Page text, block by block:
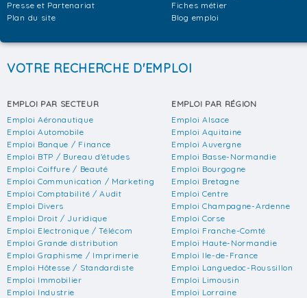
Presse et Partenariat
Plan du site
Fiches métier
Blog emploi
VOTRE RECHERCHE D'EMPLOI
EMPLOI PAR SECTEUR
Emploi Aéronautique
Emploi Automobile
Emploi Banque / Finance
Emploi BTP / Bureau d'études
Emploi Coiffure / Beauté
Emploi Communication / Marketing
Emploi Comptabilité / Audit
Emploi Divers
Emploi Droit / Juridique
Emploi Electronique / Télécom
Emploi Grande distribution
Emploi Graphisme / Imprimerie
Emploi Hôtesse / Standardiste
Emploi Immobilier
Emploi Industrie
EMPLOI PAR RÉGION
Emploi Alsace
Emploi Aquitaine
Emploi Auvergne
Emploi Basse-Normandie
Emploi Bourgogne
Emploi Bretagne
Emploi Centre
Emploi Champagne-Ardenne
Emploi Corse
Emploi Franche-Comté
Emploi Haute-Normandie
Emploi Ile-de-France
Emploi Languedoc-Roussillon
Emploi Limousin
Emploi Lorraine